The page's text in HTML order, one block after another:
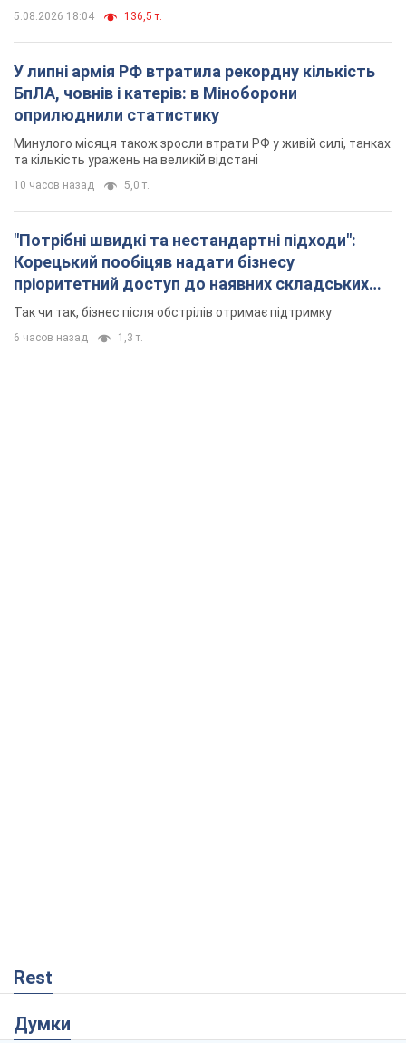
5.08.2026 18:04 136,5 т.
У липні армія РФ втратила рекордну кількість
БпЛА, човнів і катерів: в Міноборони
оприлюднили статистику
Минулого місяця також зросли втрати РФ у живій силі, танках
та кількість уражень на великій відстані
10 часов назад 5,0 т.
"Потрібні швидкі та нестандартні підходи":
Корецький пообіцяв надати бізнесу
пріоритетний доступ до наявних складських
приміщень
Так чи так, бізнес після обстрілів отримає підтримку
6 часов назад 1,3 т.
Rest
Думки